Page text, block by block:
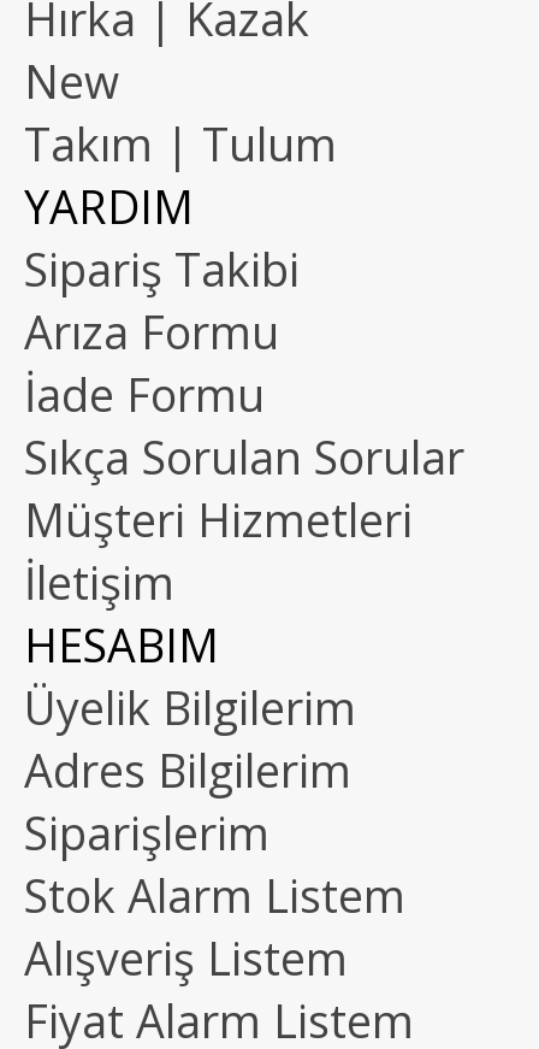
Hırka | Kazak
New
Takım | Tulum
YARDIM
Sipariş Takibi
Arıza Formu
İade Formu
Sıkça Sorulan Sorular
Müşteri Hizmetleri
İletişim
HESABIM
Üyelik Bilgilerim
Adres Bilgilerim
Siparişlerim
Stok Alarm Listem
Alışveriş Listem
Fiyat Alarm Listem